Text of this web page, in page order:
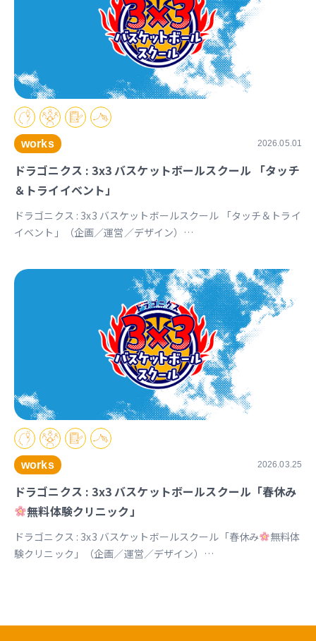
works 2026.05.01
ドラゴニクス : 3x3 バスケットボールスクール 「タッチ
＆トライイベント」
ドラゴニクス : 3x3 バスケットボールスクール 「タッチ＆トライ
イベント」（企画／運営／デザイン）
works 2026.03.25
ドラゴニクス : 3x3 バスケットボールスクール「春休み
無料体験クリニック」
ドラゴニクス : 3x3 バスケットボールスクール「春休み
無料体
験クリニック」（企画／運営／デザイン）